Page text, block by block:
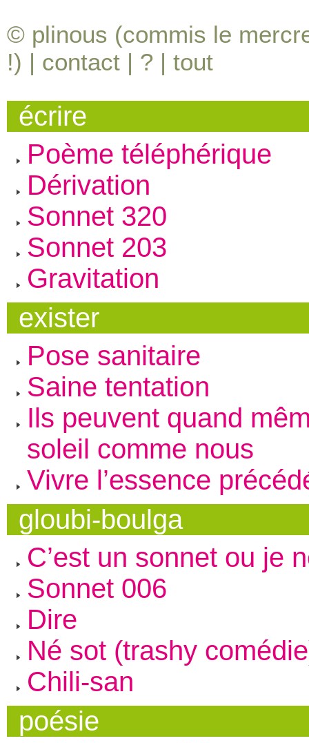
© plinous (commis le
!) | contact | ? | tout
écrire
Poème téléphérique
Dérivation
Sonnet 320
Sonnet 203
Gravitation
exister
Pose sanitaire
Saine tentation
Ils peuvent quand
soleil comme nous
Vivre l’essence
gloubi-boulga
C’est un sonnet ou je
Sonnet 006
Dire
Né sot (trashy
Chili-san
poésie